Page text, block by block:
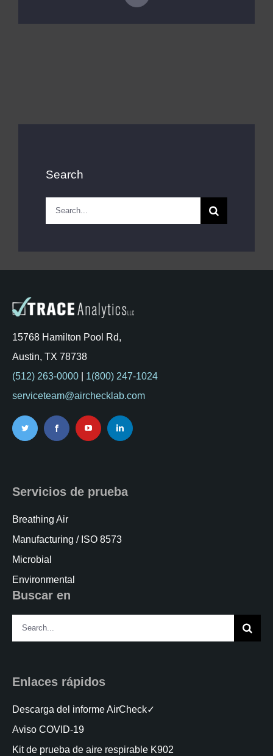
Search
Search
for:
15768 Hamilton Pool Rd,
Austin, TX 78738
(512) 263-0000| 1(800) 247-1024
serviceteam@airchecklab.com
Servicios de prueba
Breathing Air
Manufacturing / ISO 8573
Microbial
Environmental
Buscar en
Search
for:
Enlaces rápidos
Descarga del informe AirCheck✓
Aviso COVID-19
Kit de prueba de aire respirable K902